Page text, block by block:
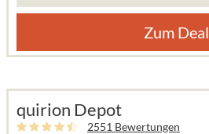
Zum Deal
quirion Depot
2551 Bewertungen